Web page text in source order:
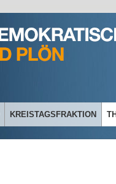
KREISTAGSFRAKTION